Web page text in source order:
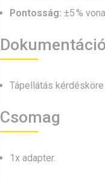
Pontosság: ±5 %
Dokumentáció
Tápellátás
Csomag
1x adapter.